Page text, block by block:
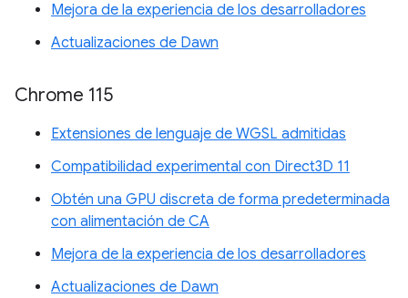
Mejora de la experiencia de los desarrolladores
Actualizaciones de Dawn
Chrome 115
Extensiones de lenguaje de WGSL admitidas
Compatibilidad experimental con Direct3D 11
Obtén una GPU discreta de forma predeterminada
con alimentación de CA
Mejora de la experiencia de los desarrolladores
Actualizaciones de Dawn